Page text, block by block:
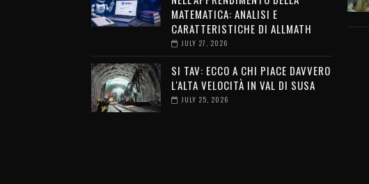
MATEMATICA: ANALISI E
CARATTERISTICHE DI ALLMATH
JULY 27, 2026
SI TAV: ECCO A CHI PIACE DAVVERO
L'ALTA VELOCITÀ IN VAL DI SUSA
JULY 25, 2026